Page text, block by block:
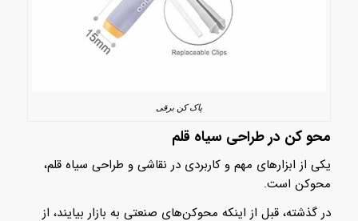
پاک کن برقی
محو کن در طراحی سیاه قلم
یکی از ابزارهای مهم و کاربردی در نقاشی و طراحی سیاه قلم،
محوکن است.
در گذشته، قبل از اینکه محوکن‌های صنعتی به بازار بیایند، از